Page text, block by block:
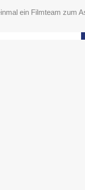
ein Filmteam zum